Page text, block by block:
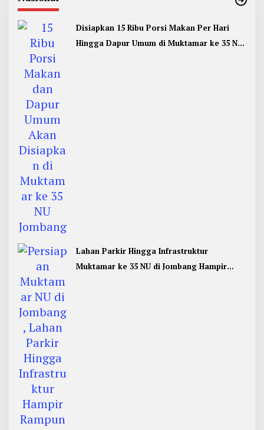
Disiapkan 15 Ribu Porsi Makan Per Hari
Hingga Dapur Umum di Muktamar ke 35 NU
Lahan Parkir Hingga Infrastruktur
Muktamar ke 35 NU di Jombang Hampir